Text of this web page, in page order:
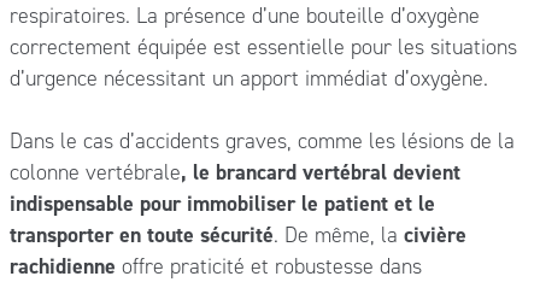
respiratoires. La présence d’une bouteille d’oxygène
correctement équipée est essentielle pour les situations
d’urgence nécessitant un apport immédiat d’oxygène.
Dans le cas d’accidents graves, comme les lésions de la
colonne vertébrale, le brancard vertébral devient
indispensable pour immobiliser le patient et le
transporter en toute sécurité. De même, la civière
rachidienne offre praticité et robustesse dans